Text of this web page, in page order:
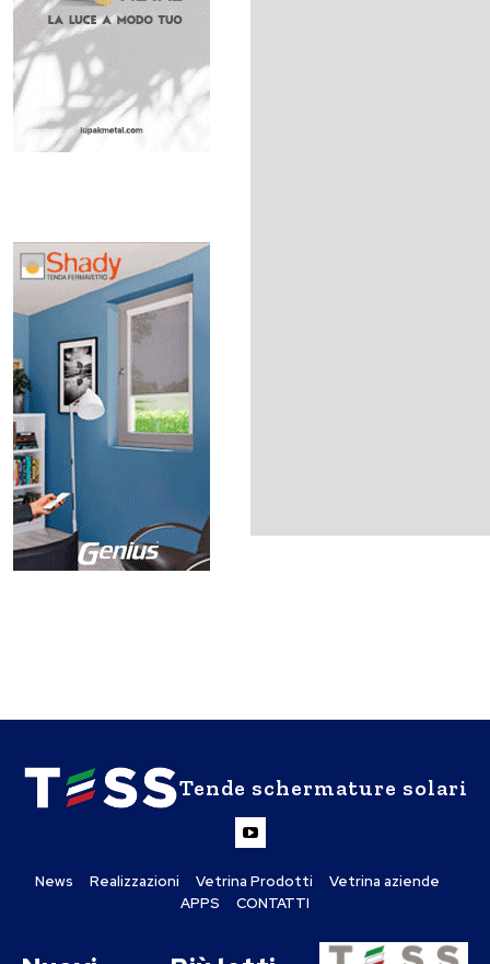
Tende schermature solari
News Realizzazioni Vetrina Prodotti
Vetrina aziende
APPS
CONTATTI